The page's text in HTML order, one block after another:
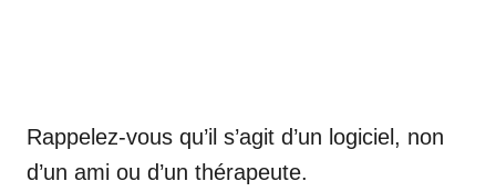
Rappelez-vous qu’il s’agit d’un logiciel, non
d’un ami ou d’un thérapeute.